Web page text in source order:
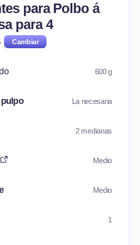
para Polbo á
para4
600 g
La necesaria
2 medianas
Medio
Medio
1